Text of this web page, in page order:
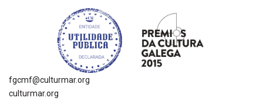
fgcmf@culturmar.org
culturmar.org